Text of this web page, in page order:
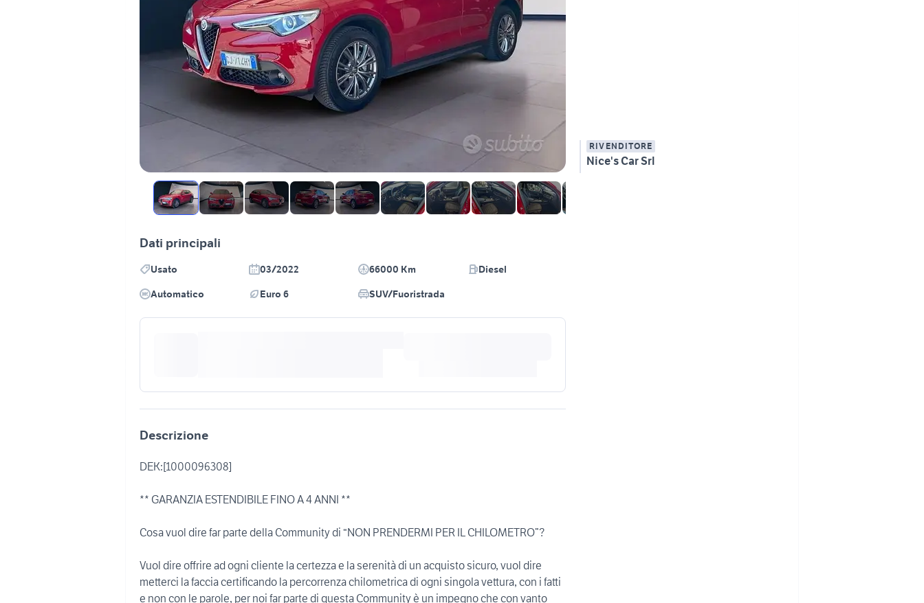
RIVENDITORE
Nice's Car Srl
Dati principali
Usato 03/2022 66000 Km
Diesel
Automatico
Euro 6 SUV/Fuoristrada
Descrizione
DEK:[1000096308]
** GARANZIA ESTENDIBILE FINO A 4 ANNI **
Cosa vuol dire far parte della Community di “NON PRENDERMI PER IL CHILOMETRO”?
Vuol dire offrire ad ogni cliente la certezza e la serenità di un acquisto sicuro, vuol dire
metterci la faccia certificando la percorrenza chilometrica di ogni singola vettura, con i fatti
e non con le parole, per noi far parte di questa Community è un impegno che con vanto